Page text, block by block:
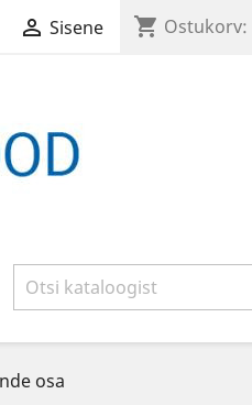
 Sisene shopping_cart Ostukorv:
osa